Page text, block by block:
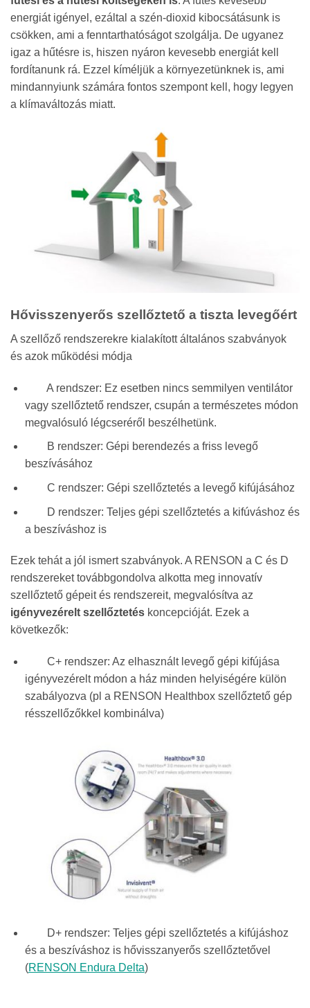
energiát igényel, ezáltal a szén-dioxid kibocsátásunk is
csökken, ami a fenntarthatóságot szolgálja. De ugyanez
igaz a hűtésre is, hiszen nyáron kevesebb energiát kell
fordítanunk rá. Ezzel kíméljük a környezetünknek is, ami
mindannyiunk számára fontos szempont kell, hogy legyen
a klímaváltozás miatt.
Hővisszenyerős szellőztető a tiszta levegőért
A szellőző rendszerekre kialakított általános szabványok
és azok működési módja
A rendszer: Ez esetben nincs semmilyen ventilátor
vagy szellőztető rendszer, csupán a természetes módon
megvalósuló légcseréről beszélhetünk.
B rendszer: Gépi berendezés a friss levegő
beszívásához
C rendszer: Gépi szellőztetés a levegő kifújásához
D rendszer: Teljes gépi szellőztetés a kifúváshoz és
a beszíváshoz is
Ezek tehát a jól ismert szabványok. A RENSON a C és D
rendszereket továbbgondolva alkotta meg innovatív
szellőztető gépeit és rendszereit, megvalósítva az
igényvezérelt szellőztetés koncepcióját. Ezek a
következők:
C+ rendszer: Az elhasznált levegő gépi kifújása
igényvezérelt módon a ház minden helyiségére külön
szabályozva (pl a RENSON Healthbox szellőztető gép
résszellőzőkkel kombinálva)
D+ rendszer: Teljes gépi szellőztetés a kifújáshoz
és a beszíváshoz is hővisszanyerős szellőztetővel
(RENSON Endura Delta)